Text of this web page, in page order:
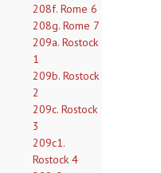
208f. Rome 6
208g. Rome 7
209a. Rostock
1
209b. Rostock
2
209c. Rostock
3
209c1.
Rostock 4